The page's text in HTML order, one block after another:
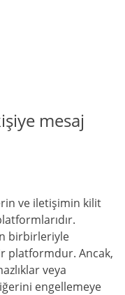
mesaj
ve iletişimin kilit
birbirleriyle
platformdur. Ancak,
veya
engellemeye